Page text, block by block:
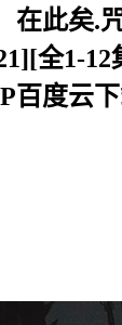
在此矣.
全1-
百度云